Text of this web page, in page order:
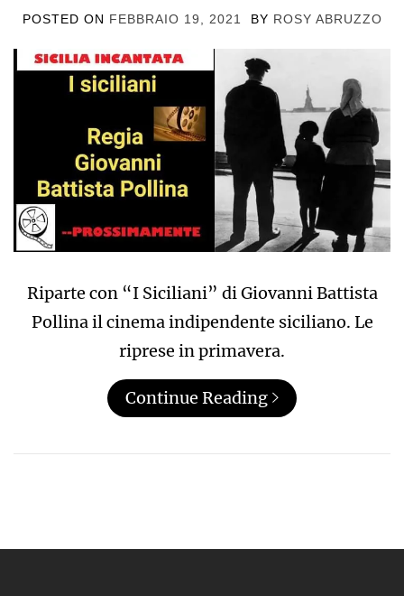
POSTED ON FEBBRAIO 19, 2021 BY ROSY ABRUZZO
Riparte con “I Siciliani” di Giovanni Battista
Pollina il cinema indipendente siciliano. Le
riprese in primavera.
Continue Reading